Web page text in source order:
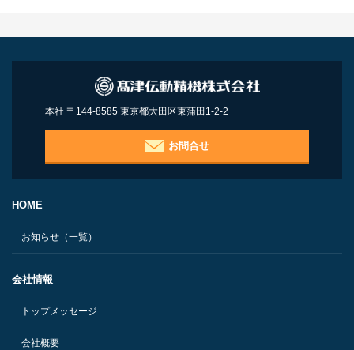
本社 〒144-8585 東京都大田区東蒲田1-2-2
お問合せ
HOME
お知らせ（一覧）
会社情報
トップメッセージ
会社概要